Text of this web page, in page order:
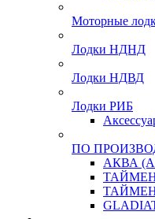
Моторные
Лодки НДНД
Лодки НДВД
Лодки РИБ
ПО
АКВА